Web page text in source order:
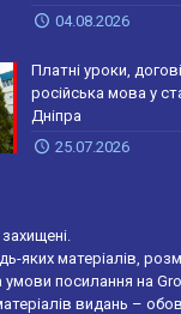
04.08.2026
Платні уроки,
російська мова у
Дніпра
25.07.2026
яких матеріалів,
посилання на
видань –